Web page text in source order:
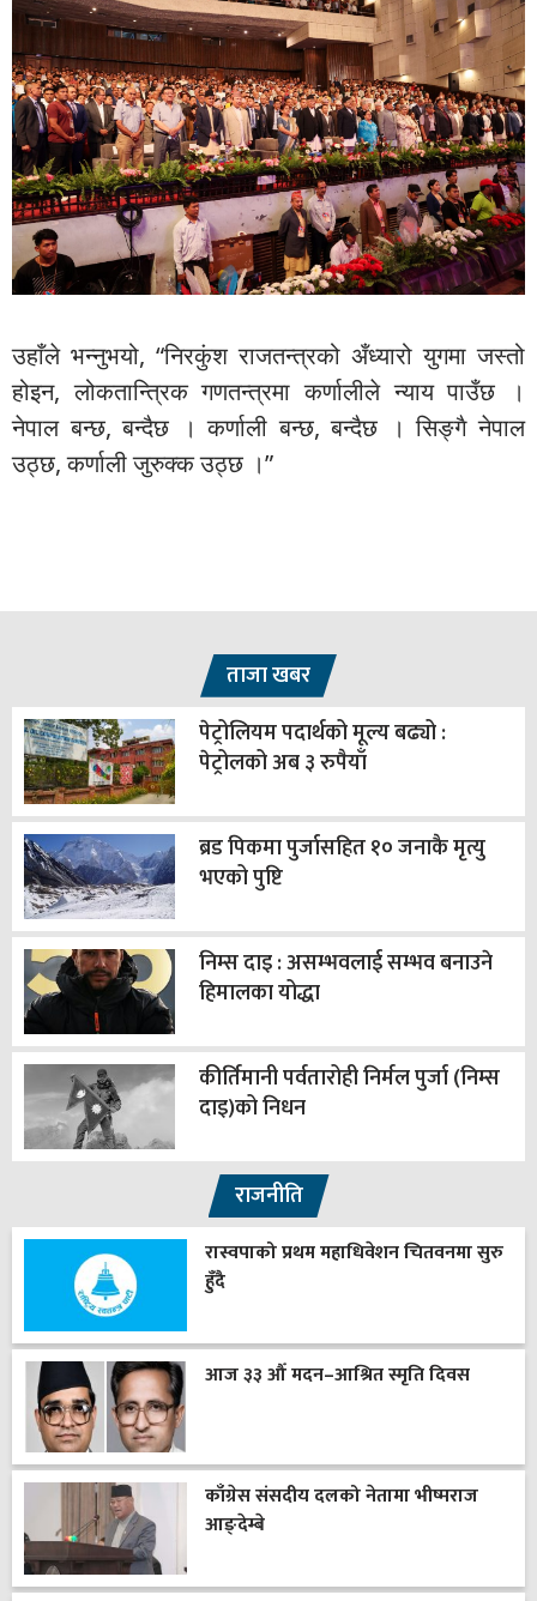
उहाँले भन्नुभयो, “निरकुंश राजतन्त्रको अँध्यारो युगमा जस्तो
होइन, लोकतान्त्रिक गणतन्त्रमा कर्णालीले न्याय पाउँछ ।
नेपाल बन्छ, बन्दैछ । कर्णाली बन्छ, बन्दैछ । सिङ्गै नेपाल
उठ्छ, कर्णाली जुरुक्क उठ्छ ।”
ताजा खबर
पेट्रोलियम पदार्थको मूल्य बढ्यो :
पेट्रोलको अब ३ रुपैयाँ
ब्रड पिकमा पुर्जासहित १० जनाकै मृत्यु
भएको पुष्टि
निम्स दाइ : असम्भवलाई सम्भव बनाउने
हिमालका योद्धा
कीर्तिमानी पर्वतारोही निर्मल पुर्जा (निम्स
दाइ)को निधन
राजनीति
रास्वपाको प्रथम महाधिवेशन चितवनमा सुरु
हुँदै
आज ३३ औँ मदन–आश्रित स्मृति दिवस
काँग्रेस संसदीय दलको नेतामा भीष्मराज
आङ्देम्बे